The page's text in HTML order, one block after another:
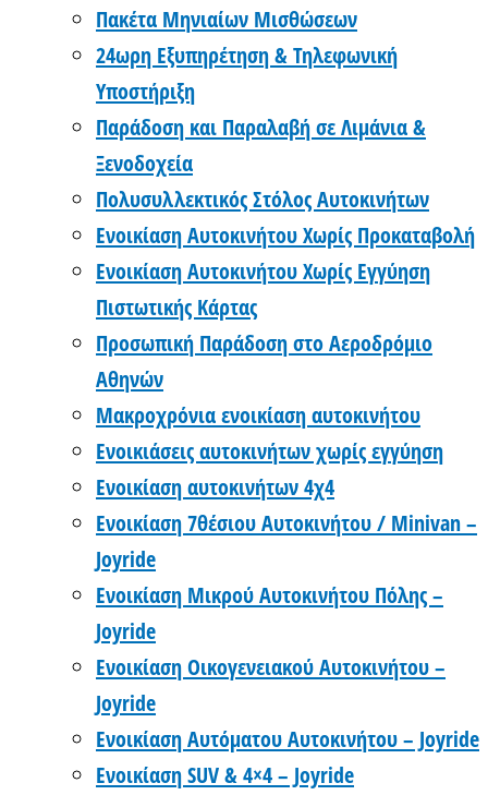
Πακέτα Μηνιαίων Μισθώσεων
24ωρη Εξυπηρέτηση & Τηλεφωνική
Υποστήριξη
Παράδοση και Παραλαβή σε Λιμάνια &
Ξενοδοχεία
Πολυσυλλεκτικός Στόλος Αυτοκινήτων
Ενοικίαση Αυτοκινήτου Χωρίς Προκαταβολή
Ενοικίαση Αυτοκινήτου Χωρίς Εγγύηση
Πιστωτικής Κάρτας
Προσωπική Παράδοση στο Αεροδρόμιο
Αθηνών
Μακροχρόνια ενοικίαση αυτοκινήτου
Ενοικιάσεις αυτοκινήτων χωρίς εγγύηση
Ενοικίαση αυτοκινήτων 4χ4
Ενοικίαση 7θέσιου Αυτοκινήτου / Minivan –
Joyride
Ενοικίαση Μικρού Αυτοκινήτου Πόλης –
Joyride
Ενοικίαση Οικογενειακού Αυτοκινήτου –
Joyride
Ενοικίαση Αυτόματου Αυτοκινήτου – Joyride
Ενοικίαση SUV & 4×4 – Joyride